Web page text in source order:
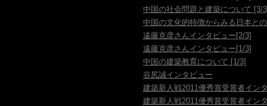
中国の社会問題と建築について [3/
中国の文化的特徴からみる日本と
遠藤克彦さんインタビュー[2/3]
遠藤克彦さんインタビュー[1/3]
中国の建築教育について [1/3]
谷尻誠インタビュー
建築新人戦2011優秀賞受賞者イン
建築新人戦2011優秀賞受賞者イン